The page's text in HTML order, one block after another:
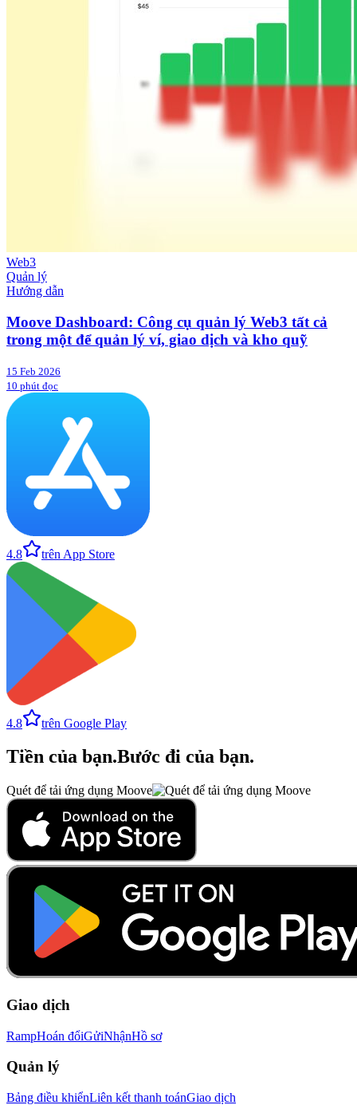
Web3
Quản lý
Hướng dẫn
Moove Dashboard: Công cụ quản lý Web3 tất cả
trong một để quản lý ví, giao dịch và kho quỹ
15 Feb 2026
10 phút đọc
4.8 trên App Store
4.8 trên Google Play
Tiền của bạn.Bước đi của bạn.
Quét để tải ứng dụng Moove
Giao dịch
RampHoán đổiGửiNhậnHồ sơ
Quản lý
Bảng điều khiểnLiên kết thanh toánGiao dịch